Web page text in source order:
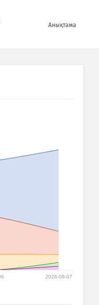
Анықтама
2026-08-07